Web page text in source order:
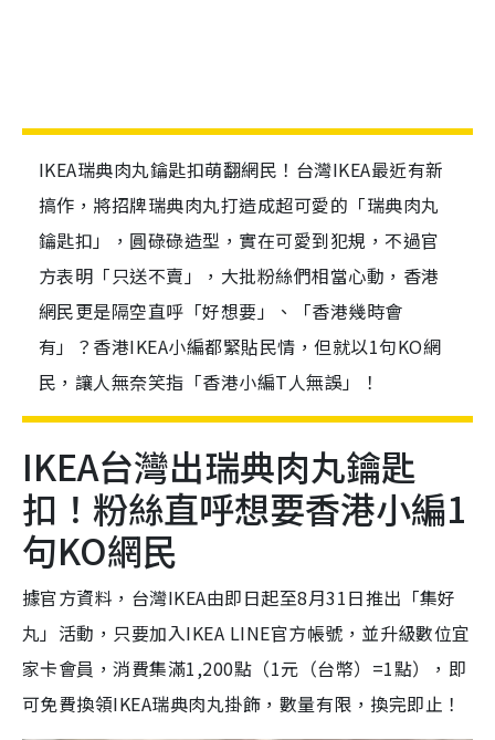
IKEA瑞典肉丸鑰匙扣萌翻網民！台灣IKEA最近有新
搞作，將招牌瑞典肉丸打造成超可愛的「瑞典肉丸
鑰匙扣」，圓碌碌造型，實在可愛到犯規，不過官
方表明「只送不賣」，大批粉絲們相當心動，香港
網民更是隔空直呼「好想要」、「香港幾時會
有」？香港IKEA小編都緊貼民情，但就以1句KO網
民，讓人無奈笑指「香港小編T人無誤」！
IKEA台灣出瑞典肉丸鑰匙
扣！粉絲直呼想要香港小編1
句KO網民
據官方資料，台灣IKEA由即日起至8月31日推出「集好
丸」活動，只要加入IKEA LINE官方帳號，並升級數位宜
家卡會員，消費集滿1,200點（1元（台幣）=1點），即
可免費換領IKEA瑞典肉丸掛飾，數量有限，換完即止！